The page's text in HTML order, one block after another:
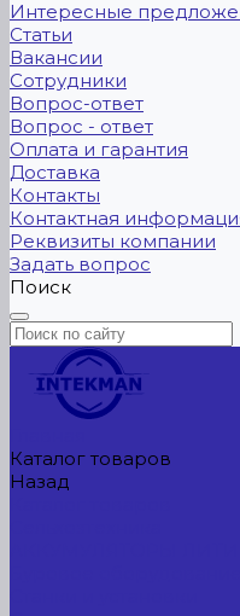
Интересные
Статьи
Вакансии
Сотрудники
Вопрос-ответ
Вопрос - ответ
Оплата и гарантия
Доставка
Контакты
Контактная
Реквизиты компании
Задать вопрос
Поиск
Каталог товаров
Назад